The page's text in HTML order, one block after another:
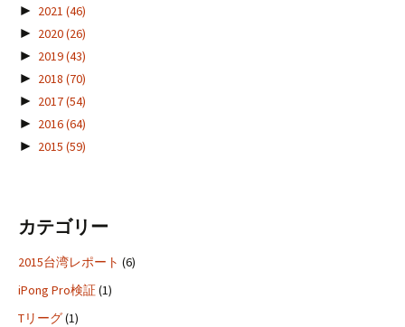
► 2021 (46)
► 2020(26)
► 2019(43)
► 2018 (70)
► 2017(54)
► 2016(64)
► 2015 (59)
カテゴリー
2015台湾レポート (6)
iPong Pro検証(1)
Tリーグ(1)